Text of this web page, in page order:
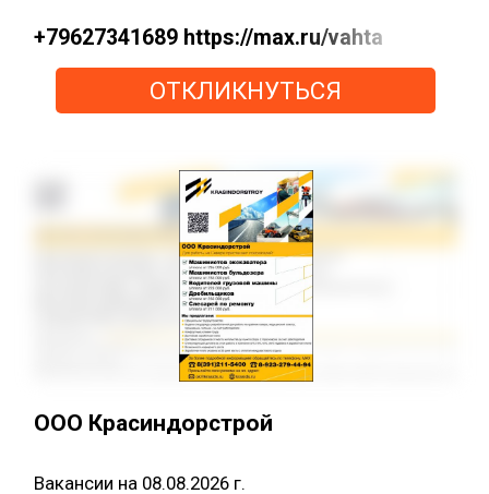
+79627341689 https://max.ru/vahta
ОТКЛИКНУТЬСЯ
ООО Красиндорстрой
Вакансии на 08.08.2026 г.